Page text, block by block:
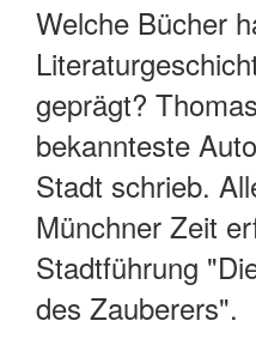
Welche Bücher
geprägt?
bekannteste
Stadt schrieb.
Münchner Zeit
Stadtführung
des Zauberers".